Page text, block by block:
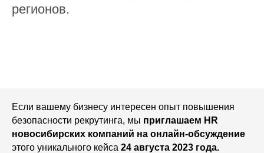
регионов.
Если вашему бизнесу интересен опыт повышения
безопасности рекрутинга, мы приглашаем HR
новосибирских компаний на онлайн-обсуждение
этого уникального кейса 24 августа 2023 года.